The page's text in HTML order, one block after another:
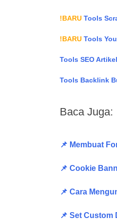
!BARU Tools
!BARU Tools
Tools SEO
Tools Backlink
Baca Juga:
📌 Membuat
📌 Cookie
📌 Cara
📌 Set